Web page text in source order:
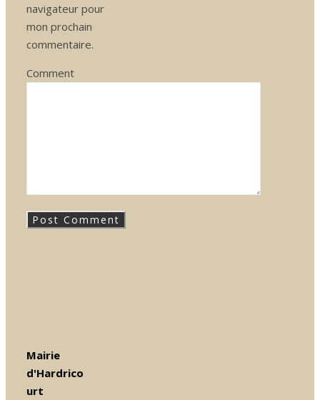
navigateur pour
mon prochain
commentaire.
Comment
Mairie
d'Hardrico
urt